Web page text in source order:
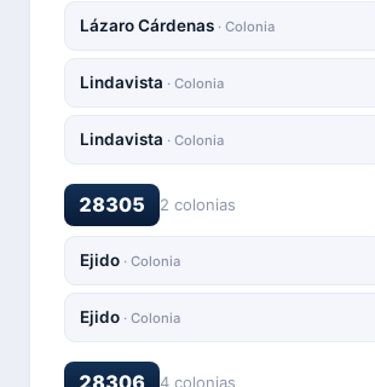
Lázaro Cárdenas · Colonia
Lindavista · Colonia
Lindavista · Colonia
28305 2 colonias
Ejido · Colonia
Ejido · Colonia
28306 4 colonias